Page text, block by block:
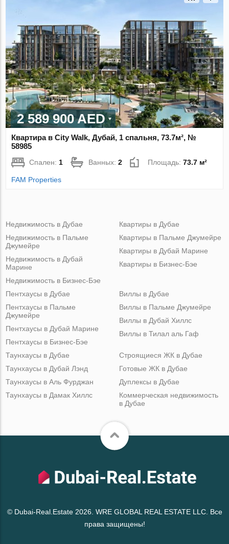
2 589 900 AED
Квартира в City Walk, Дубай, 1 спальня, 73.7м², №
58985
Спален: 1 Ванных:2 Площадь:73.7 м²
FAM Properties
Недвижимость в Дубае
Недвижимость в Пальме
Джумейре
Недвижимость в Дубай
Марине
Недвижимость в Бизнес-Бэе
Квартиры в Дубае
Квартиры в Пальме Джумейре
Квартиры в Дубай Марине
Квартиры в Бизнес-Бэе
Пентхаусы в Дубае
Пентхаусы в Пальме
Джумейре
Пентхаусы в Дубай Марине
Пентхаусы в Бизнес-Бэе
Виллы в Дубае
Виллы в Пальме Джумейре
Виллы в Дубай Хиллс
Виллы в Тилал аль Гаф
Таунхаусы в Дубае
Таунхаусы в Дубай Лэнд
Таунхаусы в Аль Фурджан
Таунхаусы в Дамак Хиллс
Строящиеся ЖК в Дубае
Готовые ЖК в Дубае
Дуплексы в Дубае
Коммерческая недвижимость
в Дубае
© Dubai-Real.Estate 2026. WRE GLOBAL REAL ESTATE LLC. Все
права защищены!